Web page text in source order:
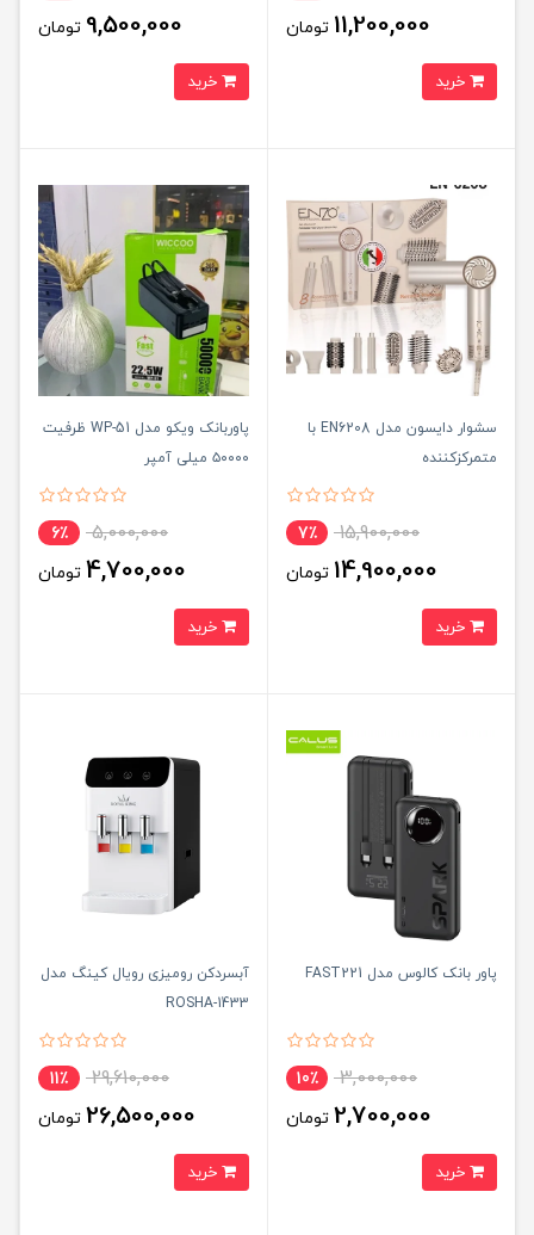
11,200,000 تومان 9,500,000 تومان
سشوار دایسون مدل EN6208 با
متمرکزکننده
15,900,000 7٪
14,900,000 تومان
پاوربانک ویکو مدل WP-51 ظرفیت
۵۰۰۰۰ میلی آمپر
5,000,000 6٪
4,700,000 تومان
پاور بانک کالوس مدل FAST221
3,000,000 10٪
2,700,000 تومان
آبسردکن رومیزی رویال کینگ مدل
ROSHA-1433
29,610,000 11٪
26,500,000 تومان